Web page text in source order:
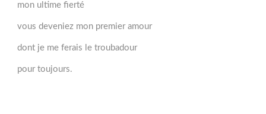
mon ultime fierté
vous deveniez mon premier amour
dont je me ferais le troubadour
pour toujours.